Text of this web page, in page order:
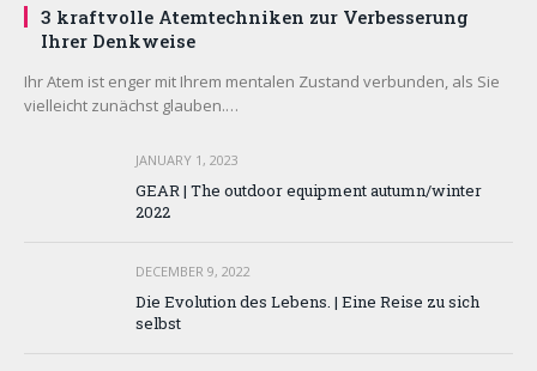
3 kraftvolle Atemtechniken zur Verbesserung
Ihrer Denkweise
Ihr Atem ist enger mit Ihrem mentalen Zustand verbunden, als Sie
vielleicht zunächst glauben.…
JANUARY 1, 2023
GEAR | The outdoor equipment autumn/winter
2022
DECEMBER 9, 2022
Die Evolution des Lebens. | Eine Reise zu sich
selbst